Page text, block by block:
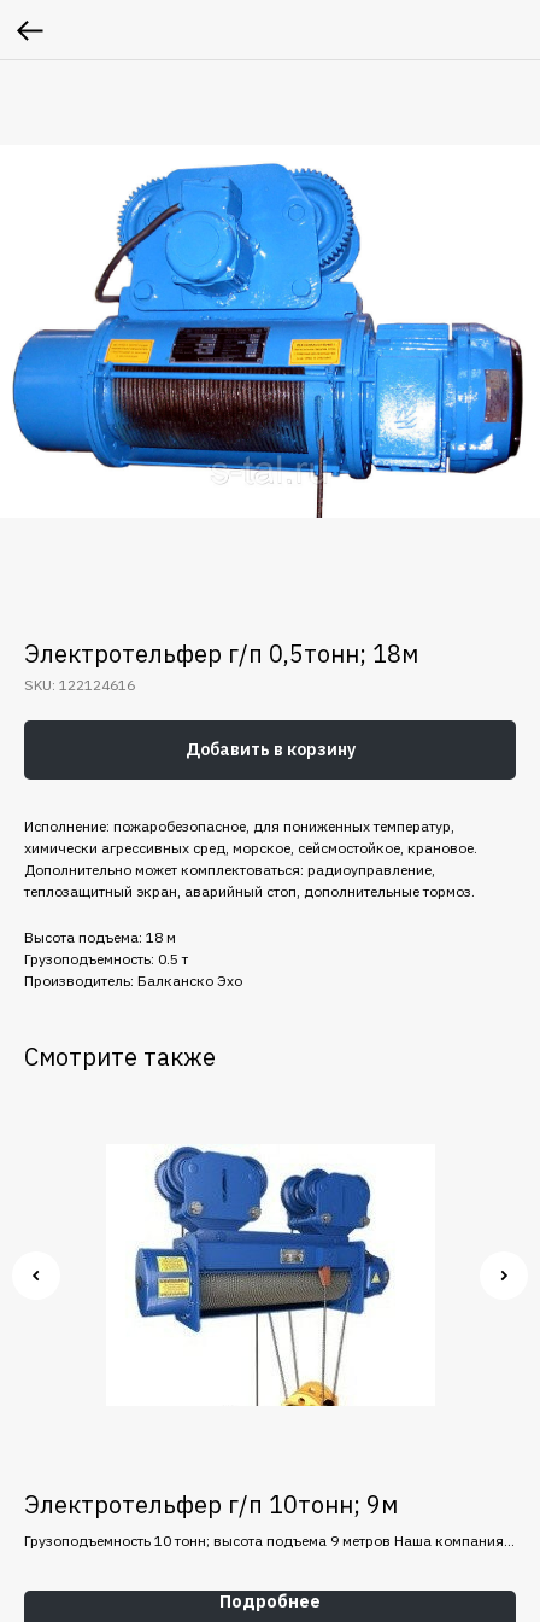
Электротельфер г/п 0,5тонн; 18м
SKU: 122124616
Добавить в корзину
Исполнение: пожаробезопасное, для пониженных температур,
химически агрессивных сред, морское, сейсмостойкое, крановое.
Дополнительно может комплектоваться: радиоуправление,
теплозащитный экран, аварийный стоп, дополнительные тормоз.
Высота подъема: 18 м
Грузоподъемность: 0.5 т
Производитель: Балканско Эхо
Смотрите также
Электротельфер г/п 10тонн; 9м
Грузоподъемность 10 тонн; высота подъема 9 метров Наша компания
Подробнее